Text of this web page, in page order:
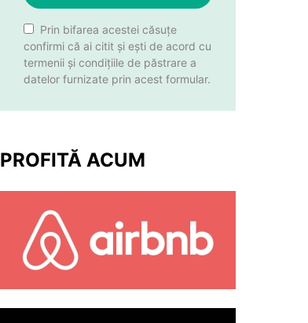
Prin bifarea acestei căsuțe
confirmi că ai citit și ești de acord cu
termenii și condițiile de păstrare a
datelor furnizate prin acest formular.
PROFITĂ ACUM